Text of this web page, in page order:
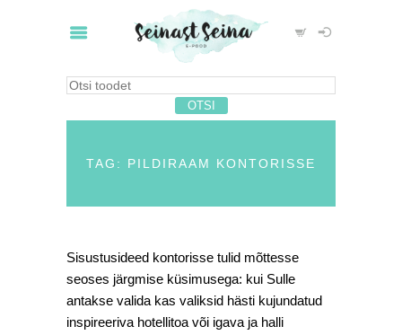
TAG: PILDIRAAM KONTORISSE
Sisustusideed kontorisse tulid mõttesse
seoses järgmise küsimusega: kui Sulle
antakse valida kas valiksid hästi kujundatud
inspireeriva hotellitoa või igava ja halli